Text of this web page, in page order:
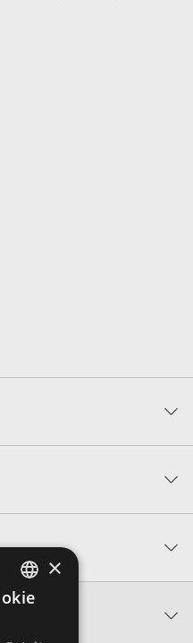
サンプルパック製品の
（別売）
PLAYERではお使いい
ENGLISH
×